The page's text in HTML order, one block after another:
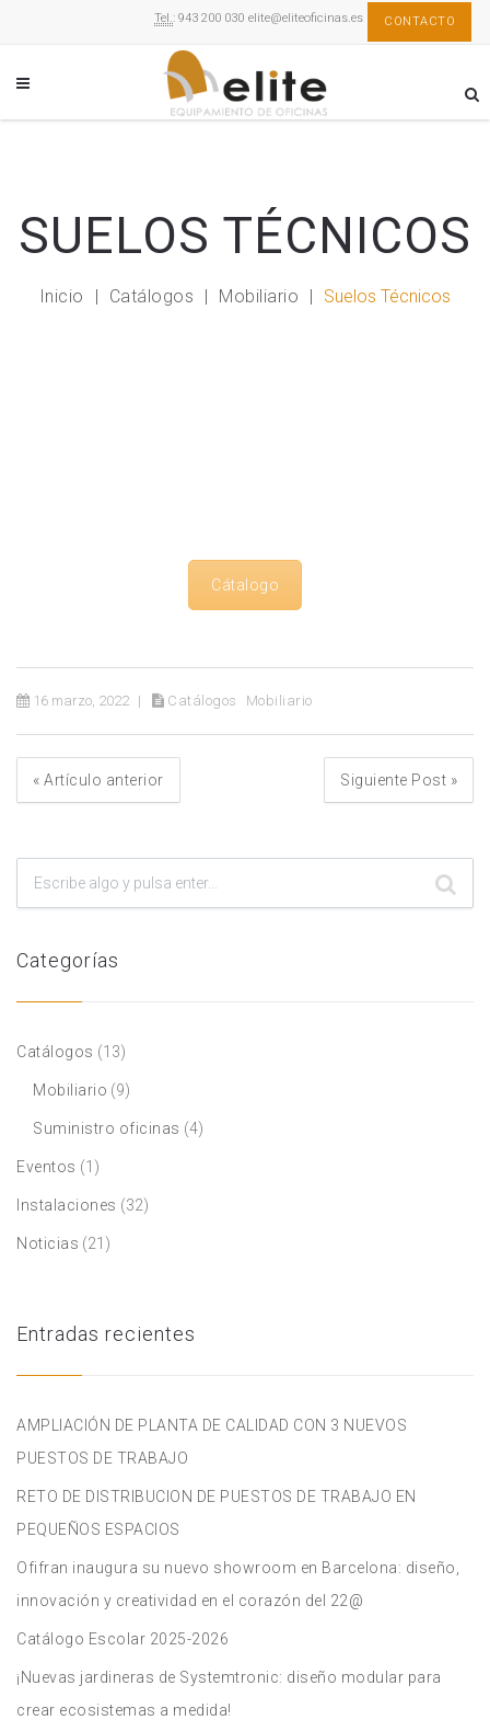
Tel.: 943 200 030 elite@eliteoficinas.es CONTACTO
SUELOS TÉCNICOS
Inicio Catálogos Mobiliario Suelos Técnicos
Cátalogo
16 marzo, 2022 Catálogos Mobiliario
« Artículo anterior Siguiente Post »
Categorías
Catálogos (13)
Mobiliario (9)
Suministro oficinas (4)
Eventos (1)
Instalaciones (32)
Noticias (21)
Entradas recientes
AMPLIACIÓN DE PLANTA DE CALIDAD CON 3 NUEVOS
PUESTOS DE TRABAJO
RETO DE DISTRIBUCION DE PUESTOS DE TRABAJO EN
PEQUEÑOS ESPACIOS
Ofifran inaugura su nuevo showroom en Barcelona: diseño,
innovación y creatividad en el corazón del 22@
Catálogo Escolar 2025-2026
¡Nuevas jardineras de Systemtronic: diseño modular para
crear ecosistemas a medida!